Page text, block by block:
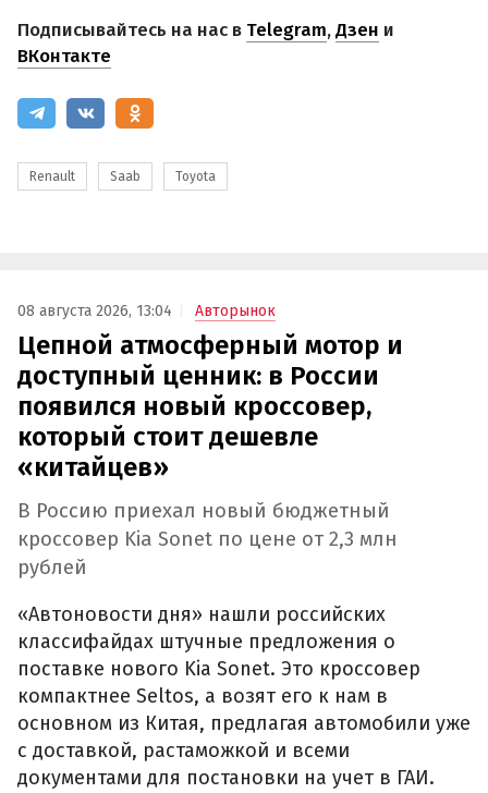
Подписывайтесь на нас в Telegram,Дзен и
ВКонтакте
Renault Saab Toyota
08 августа 2026, 13:04 Авторынок
Цепной атмосферный мотор и
доступный ценник: в России
появился новый кроссовер,
который стоит дешевле
«китайцев»
В Россию приехал новый бюджетный
кроссовер Kia Sonet по цене от 2,3 млн
рублей
«Автоновости дня» нашли российских
классифайдах штучные предложения о
поставке нового Kia Sonet. Это кроссовер
компактнее Seltos, а возят его к нам в
основном из Китая, предлагая автомобили уже
с доставкой, растаможкой и всеми
документами для постановки на учет в ГАИ.